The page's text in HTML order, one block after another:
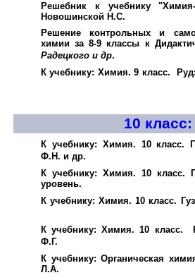
Решебник к учебнику
Новошинской Н.С.
Решение контрольных и
химии за8-9 классы к
Радецкого и др.
К учебнику: Химия. 9 класс.
10 класс:
К учебнику: Химия. 10 класс.
Ф.Н. и др.
К учебнику: Химия. 10 класс.
уровень.
К учебнику: Химия. 10 класс.
К учебнику: Химия. 10 класс.
Ф.Г.
К учебнику: Органическая
Л.А.